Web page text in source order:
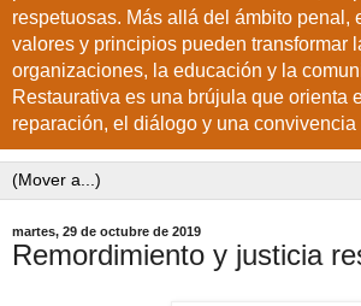
respetuosas. Más allá del ámbito penal,
valores y principios pueden transformar
organizaciones, la educación y la
Restaurativa es una brújula que orienta
reparación, el diálogo y una convivencia
martes, 29 de octubre de 2019
Remordimiento y justicia